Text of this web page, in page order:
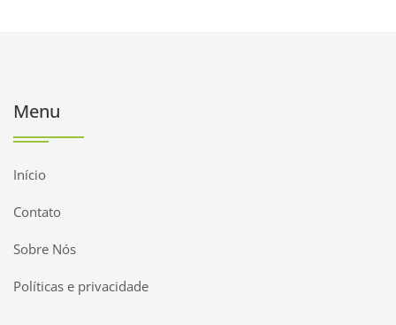
Menu
Início
Contato
Sobre Nós
Políticas e privacidade